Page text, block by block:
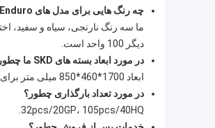
چه رنگ هایی برای مدل های Enduro داریم؟
دیگر 100 واحد است.
در مورد ابعاد بسته های SKD ما چطور؟
ابعاد 1700*460*850 میلی متر برای هر واحد است.
در مورد تعداد بارگذاری چطور؟
32pcs/20GP، 105pcs/40HQ.